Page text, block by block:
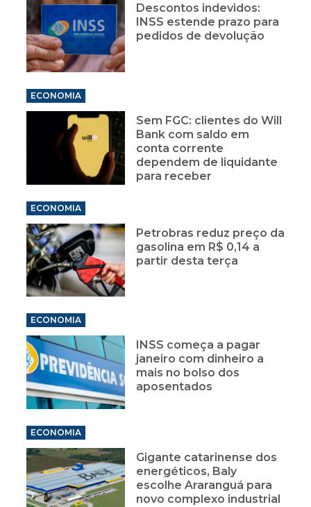
Descontos indevidos:
INSS estende prazo para
pedidos de devolução
ECONOMIA
Sem FGC: clientes do Will
Bank com saldo em
conta corrente
dependem de liquidante
para receber
ECONOMIA
Petrobras reduz preço da
gasolina em R$ 0,14 a
partir desta terça
ECONOMIA
INSS começa a pagar
janeiro com dinheiro a
mais no bolso dos
aposentados
ECONOMIA
Gigante catarinense dos
energéticos, Baly
escolhe Araranguá para
novo complexo industrial